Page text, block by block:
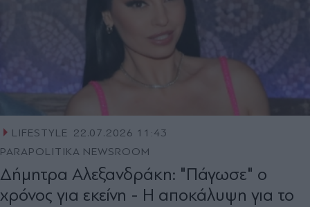
LIFESTYLE
22.07.2026 11:43
PARAPOLITIKA NEWSROOM
Δήμητρα Αλεξανδράκη: "Πάγωσε" ο
χρόνος για εκείνη - Η αποκάλυψη για το